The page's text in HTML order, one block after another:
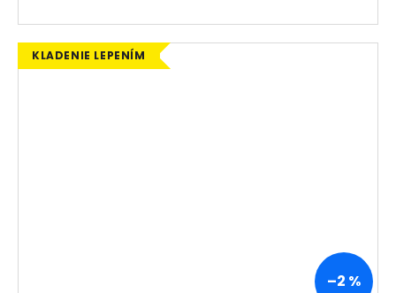
KLADENIE LEPENÍM
–2 %